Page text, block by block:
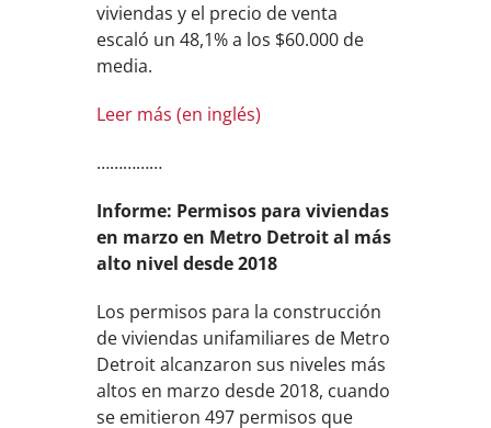
viviendas y el precio de venta
escaló un 48,1% a los $60.000 de
media.
Leer más (en inglés)
……………
Informe: Permisos para viviendas
en marzo en Metro Detroit al más
alto nivel desde 2018
Los permisos para la construcción
de viviendas unifamiliares de Metro
Detroit alcanzaron sus niveles más
altos en marzo desde 2018, cuando
se emitieron 497 permisos que